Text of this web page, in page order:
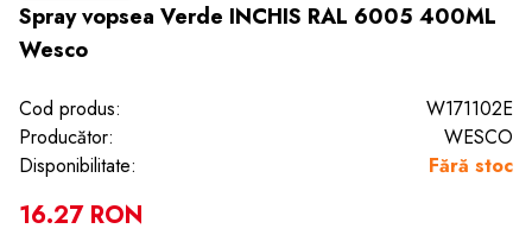
Spray vopsea Verde INCHIS RAL 6005 400ML
Wesco
Cod produs:
W171102E
Producător:
WESCO
Disponibilitate:
Fără stoc
16.27 RON